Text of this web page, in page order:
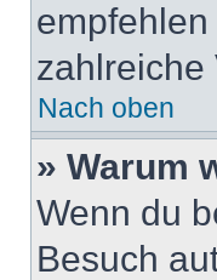
zahlreiche
Nach oben
» Warum
Wenn du
Besuch